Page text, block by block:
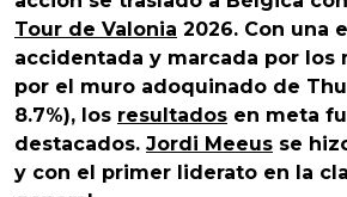
Tour de Valonia 2026. Con una
accidentada y marcada por los
por el muro adoquinado de
8.7%), los resultados en meta
destacados. Jordi Meeus se
y con el primer liderato en la